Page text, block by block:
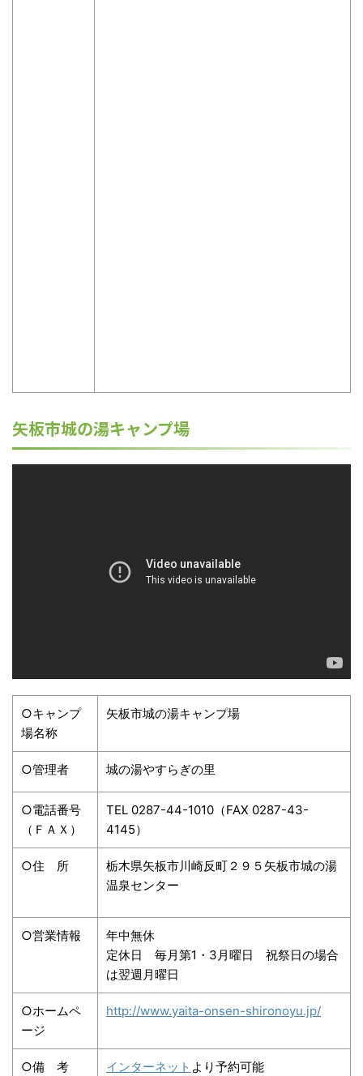
矢板市城の湯キャンプ場
○キャンプ
場名称
矢板市城の湯キャンプ場
○管理者 城の湯やすらぎの里
○電話番号
（ＦＡＸ）
TEL 0287-44-1010（FAX 0287-43-
4145）
○住 所
栃木県矢板市川崎反町２９５矢板市城の湯
温泉センター
○営業情報
年中無休
定休日 毎月第1・3月曜日 祝祭日の場合
は翌週月曜日
○ホームペ
ージ
http://www.yaita-onsen-shironoyu.jp/
○備 考 インターネット より予約可能